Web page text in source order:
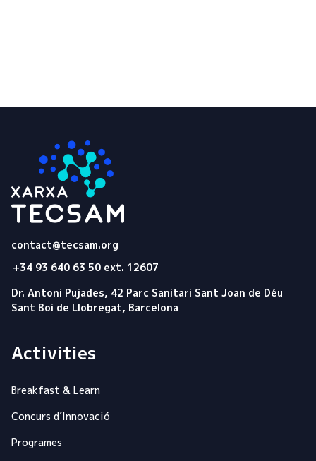
contact@tecsam.org
+34 93 640 63 50 ext. 12607
Dr. Antoni Pujades, 42 Parc Sanitari Sant Joan de Déu
Sant Boi de Llobregat, Barcelona
Activities
Breakfast & Learn
Concurs d’Innovació
Programes